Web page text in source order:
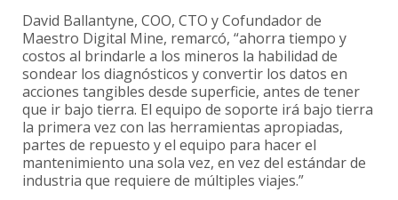
David Ballantyne, COO, CTO y Cofundador de
Maestro Digital Mine, remarcó, “ahorra tiempo y
costos al brindarle a los mineros la habilidad de
sondear los diagnósticos y convertir los datos en
acciones tangibles desde superficie, antes de tener
que ir bajo tierra. El equipo de soporte irá bajo tierra
la primera vez con las herramientas apropiadas,
partes de repuesto y el equipo para hacer el
mantenimiento una sola vez, en vez del estándar de
industria que requiere de múltiples viajes.”